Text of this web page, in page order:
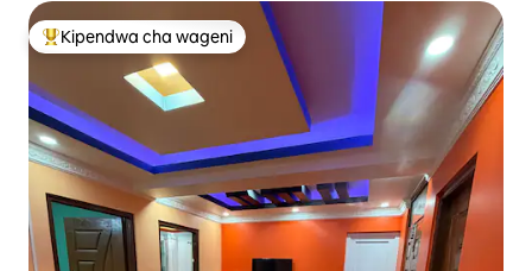
Kipendwa maarufu cha wageni
Kipendwa cha wageni